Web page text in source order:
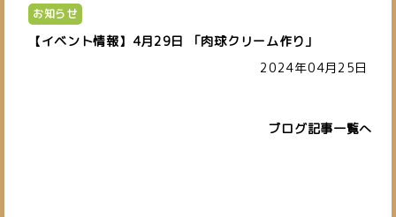
お知らせ
【イベント情報】4月29日 「肉球クリーム作り」
2024年04月25日
ブログ記事一覧へ